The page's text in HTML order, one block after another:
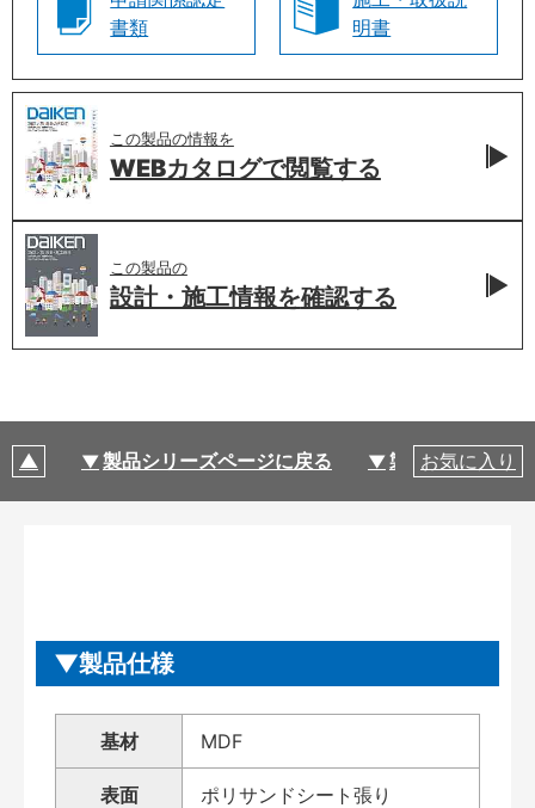
書類
明書
この製品の情報を
WEBカタログで閲覧する
この製品の
設計・施工情報を確認する
製品シリーズページに戻る 製品仕様
お気に入り
製品仕様
基材 MDF
表面 ポリサンドシート張り